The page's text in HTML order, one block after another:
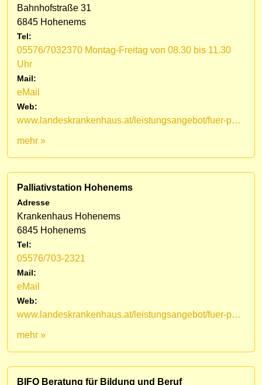
Bahnhofstraße 31
6845 Hohenems
Tel:
05576/7032370 Montag-Freitag von 08.30 bis 11.30
Uhr
Mail:
eMail
Web:
www.landeskrankenhaus.at/leistungsangebot/fuer-patienten/medizinische-fachbereiche/lkh-hohenems/palliativstation/mobiles-palliativteam-vorarlberg
mehr »
Palliativstation Hohenems
Adresse
Krankenhaus Hohenems
6845 Hohenems
Tel:
05576/703-2321
Mail:
eMail
Web:
www.landeskrankenhaus.at/leistungsangebot/fuer-patienten/medizinische-fachbereiche/lkh-hohenems/palliativstation
mehr »
BIFO Beratung für Bildung und Beruf